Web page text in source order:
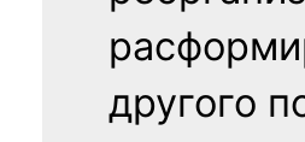
другого